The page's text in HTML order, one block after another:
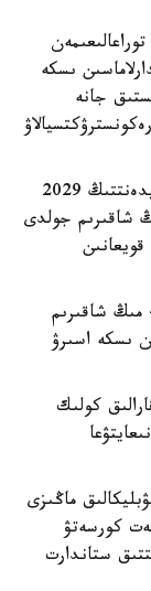
ىسكە
جانە
جيىندا كولىك ءمينيسترى مارات قارابايەۆ پرەزيدەنتتىڭ 2029
رەسپۋبليكالىق جەلىدەگى 8 مىڭ شاقىرىم جولدى
ماسەلەن، تاياۋ جىلدارى جالپى ۇزىندىعى 4,7 مىڭ شاقىرىم
ىسكە اسىرۋ
كولىك
ماڭىزى
قىزمەت كورسەتۋ
ونىڭ % 78- ى ۇلتتىق ستاندارت